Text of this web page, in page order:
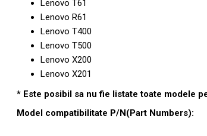
Lenovo T61
Lenovo R61
Lenovo T400
Lenovo T500
Lenovo X200
Lenovo X201
* Este posibil sa nu fie listate toate modele
Model compatibilitate P/N(Part Numbers):